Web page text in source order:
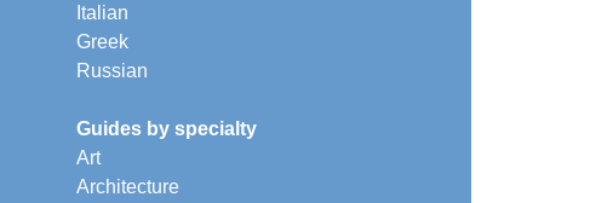
Italian
Greek
Russian
Guides by specialty
Art
Architecture